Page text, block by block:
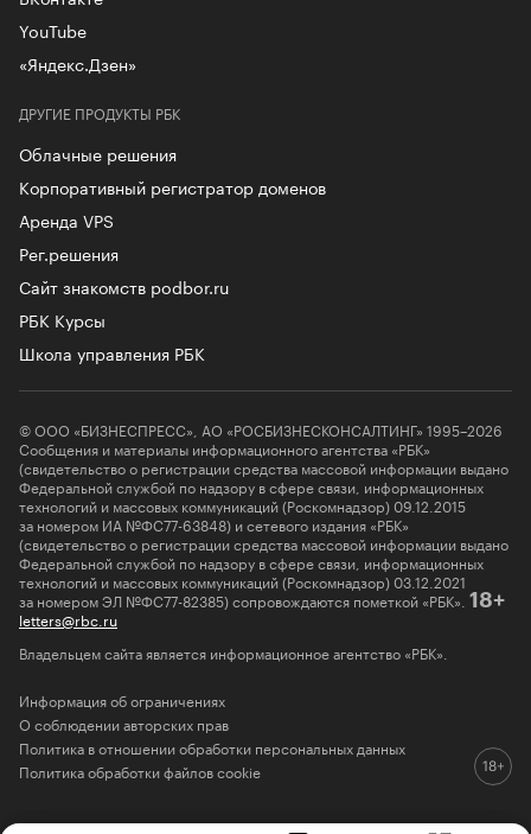
ДРУГИЕ ПРОДУКТЫ РБК
Облачные решения
Корпоративный регистратор доменов
Аренда VPS
Рег.решения
Сайт знакомств podbor.ru
РБК Курсы
Школа управления РБК
YouTube
«Яндекс.Дзен»
© ООО «БИЗНЕСПРЕСС», АО «РОСБИЗНЕСКОНСАЛТИНГ» 1995–2026
Сообщения и материалы информационного агентства «РБК»
(свидетельство о регистрации средства массовой информации выдано
Федеральной службой по надзору в сфере связи, информационных
технологий и массовых коммуникаций (Роскомнадзор) 09.12.2015
за номером ИА №ФС77-63848) и сетевого издания «РБК»
(свидетельство о регистрации средства массовой информации выдано
Федеральной службой по надзору в сфере связи, информационных
технологий и массовых коммуникаций (Роскомнадзор) 03.12.2021
за номером ЭЛ №ФС77-82385) сопровождаются пометкой «РБК». 18+
letters@rbc.ru
Владельцем сайта является информационное агентство «РБК».
Информация об ограничениях
О соблюдении авторских прав
Политика в отношении обработки персональных данных
Политика обработки файлов cookie